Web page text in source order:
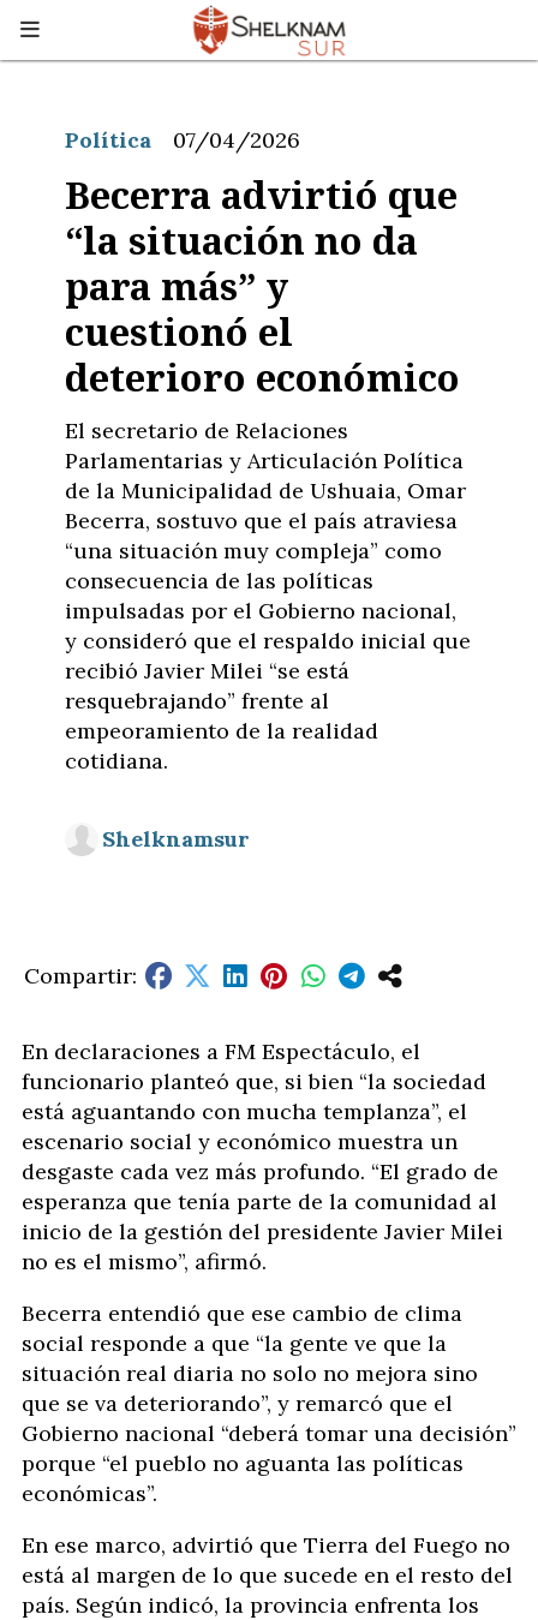
Becerra advirtió que
“la situación no da
para más” y
cuestionó el
deterioro económico
El secretario de Relaciones
Parlamentarias y Articulación Política
de la Municipalidad de Ushuaia, Omar
Becerra, sostuvo que el país atraviesa
“una situación muy compleja” como
consecuencia de las políticas
impulsadas por el Gobierno nacional,
y consideró que el respaldo inicial que
recibió Javier Milei “se está
resquebrajando” frente al
empeoramiento de la realidad
cotidiana.
Política 07/04/2026
Shelknamsur
En declaraciones a FM Espectáculo, el
funcionario planteó que, si bien “la sociedad
está aguantando con mucha templanza”, el
escenario social y económico muestra un
desgaste cada vez más profundo. “El grado de
esperanza que tenía parte de la comunidad al
inicio de la gestión del presidente Javier Milei
no es el mismo”, afirmó.
Becerra entendió que ese cambio de clima
social responde a que “la gente ve que la
situación real diaria no solo no mejora sino
que se va deteriorando”, y remarcó que el
Gobierno nacional “deberá tomar una decisión”
porque “el pueblo no aguanta las políticas
económicas”.
En ese marco, advirtió que Tierra del Fuego no
está al margen de lo que sucede en el resto del
país. Según indicó, la provincia enfrenta los